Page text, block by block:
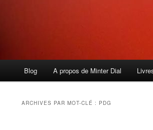
Blog A propos de Minter Dial
ARCHIVES PAR MOT-CLÉ : PDG